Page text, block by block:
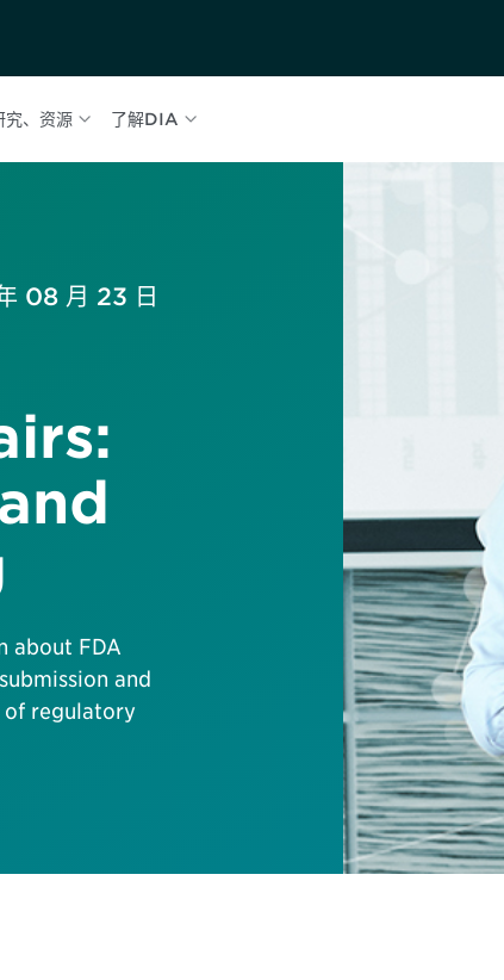
究、资源 了解DIA
08 月 23 日
about FDA
and
of regulatory